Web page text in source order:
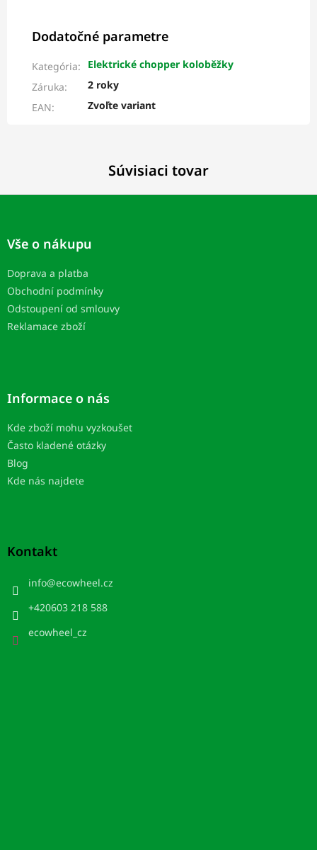
Súvisiaci tovar
Dodatočné parametre
Kategória:
Elektrické chopper koloběžky
Záruka:
2 roky
EAN: Zvoľte variant
Z
Vše o nákupu
Doprava a platba
Obchodní podmínky
Odstoupení od smlouvy
Reklamace zboží
Informace o nás
Kde zboží mohu vyzkoušet
Často kladené otázky
Blog
Kde nás najdete
Kontakt
info@ecowheel.cz
+420603 218 588
ecowheel_cz